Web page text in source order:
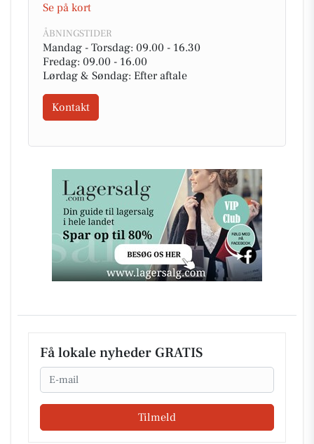
Se på kort
ÅBNINGSTIDER
Mandag - Torsdag: 09.00 - 16.30
Fredag: 09.00 - 16.00
Lørdag & Søndag: Efter aftale
Kontakt
Få lokale nyheder GRATIS
Email
Tilmeld